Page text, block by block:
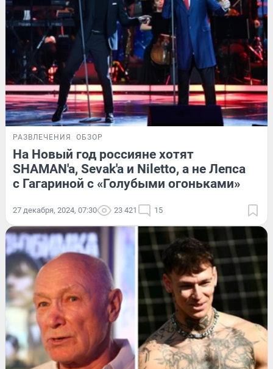
РАЗВЛЕЧЕНИЯ ОБЗОР
На Новый год россияне хотят
SHAMAN'a, Sevak'a и Niletto, а не Лепса
с Гагариной с «Голубыми огоньками»
27 декабря, 2024, 07:30 23 421 15